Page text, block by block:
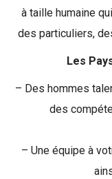
à taille humaine
des particuliers,
Les
– Des hommes
des
– Une équipe à